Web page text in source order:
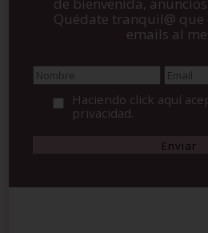
Quédate tranquil@ que
emails al
Haciendo click aquí
privacidad.